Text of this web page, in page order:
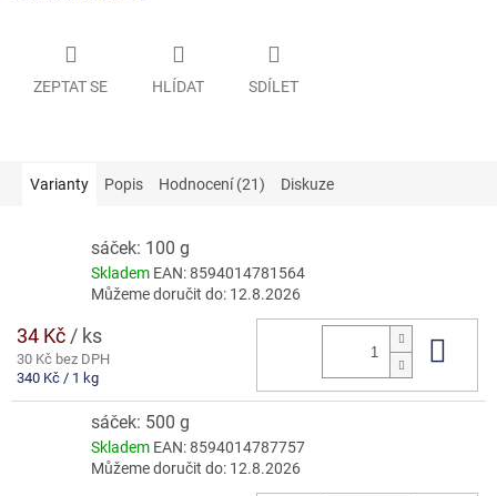
ZEPTAT SE HLÍDAT SDÍLET
Varianty Popis Hodnocení (21) Diskuze
sáček: 100 g
Skladem EAN:8594014781564
Můžeme doručit do: 12.8.2026
34 Kč / ks
30 Kč bez DPH
Měrná
340 Kč / 1 kg
sáček: 500 g
Skladem EAN:8594014787757
Můžeme doručit do: 12.8.2026